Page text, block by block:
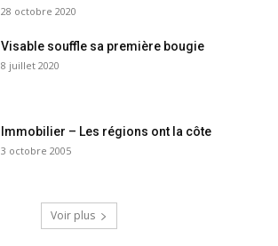
28 octobre 2020
Visable souffle sa première bougie
8 juillet 2020
Immobilier – Les régions ont la côte
3 octobre 2005
Voir plus